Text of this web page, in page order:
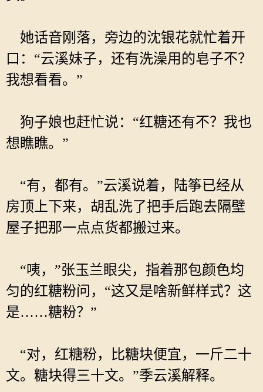
她话音刚落，旁边的沈银花就忙着开
口：“云溪妹子，还有洗澡用的皂子不？
我想看看。”
狗子娘也赶忙说：“红糖还有不？我也
想瞧瞧。”
“有，都有。”云溪说着，陆筝已经从
房顶上下来，胡乱洗了把手后跑去隔壁
屋子把那一点点货都搬过来。
“咦，”张玉兰眼尖，指着那包颜色均
匀的红糖粉问，“这又是啥新鲜样式？这
是……糖粉？”
“对，红糖粉，比糖块便宜，一斤二十
文。糖块得三十文。”季云溪解释。